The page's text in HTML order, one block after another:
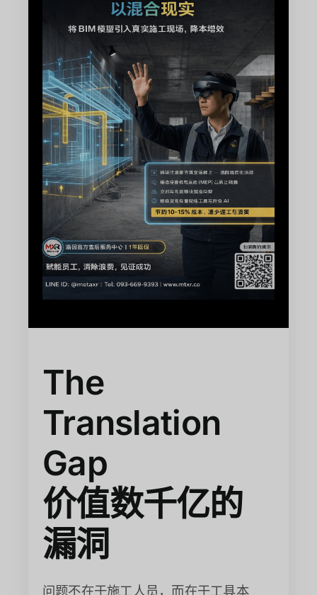
The
Translation
Gap
价值数千亿的
漏洞
问题不在于施工人员，而在于工具本